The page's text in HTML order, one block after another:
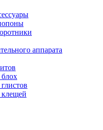
аппарата
блох
клещей